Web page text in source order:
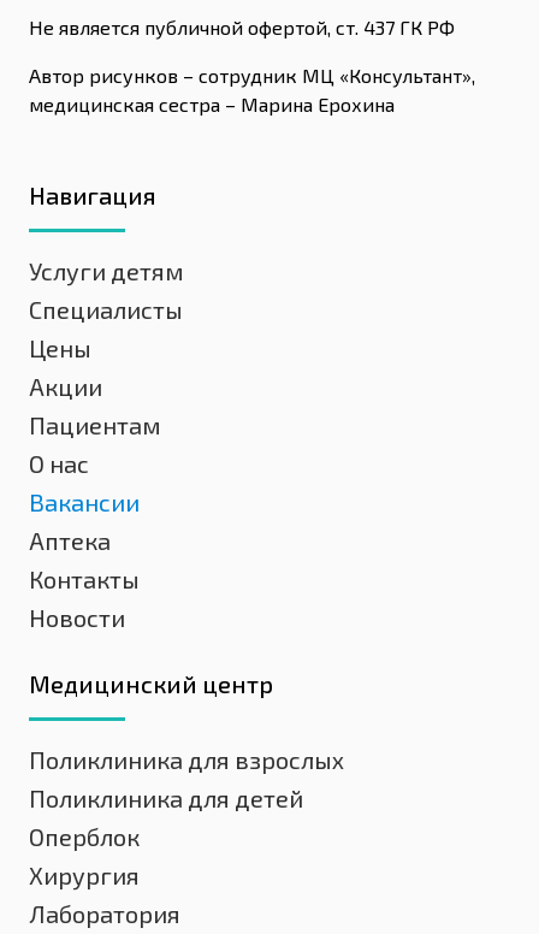
Не является публичной офертой, ст. 437 ГК РФ
Автор рисунков – сотрудник МЦ «Консультант»,
медицинская сестра – Марина Ерохина
Навигация
Услуги детям
Специалисты
Цены
Акции
Пациентам
О нас
Вакансии
Аптека
Контакты
Новости
Медицинский центр
Поликлиника для взрослых
Поликлиника для детей
Оперблок
Хирургия
Лаборатория